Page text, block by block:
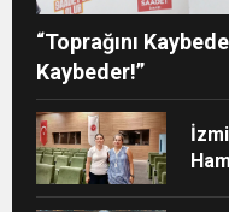
“Toprağını
Kaybeder!”